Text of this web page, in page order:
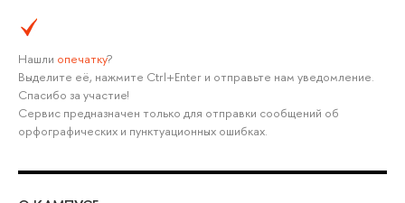
Нашли опечатку?
Выделите её, нажмите Ctrl+Enter и отправьте нам уведомление.
Спасибо за участие!
Сервис предназначен только для отправки сообщений об
орфографических и пунктуационных ошибках.